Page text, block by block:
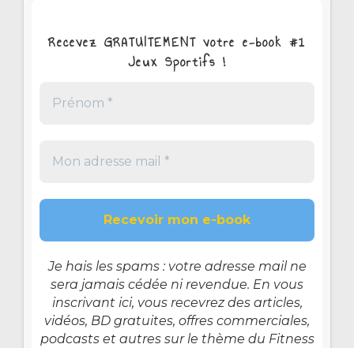
Recevez GRATUITEMENT votre e-book #1
Jeux Sportifs !
Je hais les spams : votre adresse mail ne
sera jamais cédée ni revendue. En vous
inscrivant ici, vous recevrez des articles,
vidéos, BD gratuites, offres commerciales,
podcasts et autres sur le thème du Fitness